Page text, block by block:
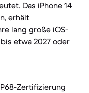
Das iPhone 14
erhält
lang große iOS-
etwa 2027 oder
Zertifizierung